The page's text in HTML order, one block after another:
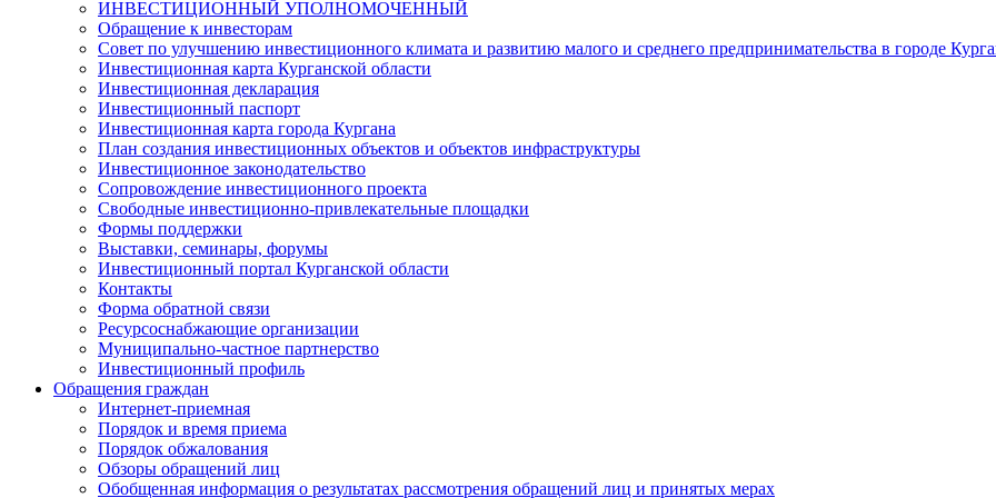
ИНВЕСТИЦИОННЫЙ УПОЛНОМОЧЕННЫЙ
Обращение к инвесторам
Совет по улучшению инвестиционного климата и развитию малого и среднего предпринимательства в городе
Инвестиционная карта Курганской области
Инвестиционная декларация
Инвестиционный паспорт
Инвестиционная карта города Кургана
План создания инвестиционных объектов и объектов инфраструктуры
Инвестиционное законодательство
Сопровождение инвестиционного проекта
Свободные инвестиционно-привлекательные площадки
Формы поддержки
Выставки, семинары, форумы
Инвестиционный портал Курганской области
Контакты
Форма обратной связи
Ресурсоснабжающие организации
Муниципально-частное партнерство
Инвестиционный профиль
Обращения граждан
Интернет-приемная
Порядок и время приема
Порядок обжалования
Обзоры обращений лиц
Обобщенная информация о результатах рассмотрения обращений лиц и принятых мерах